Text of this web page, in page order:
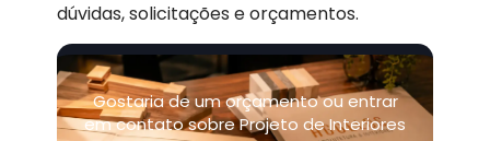
dúvidas, solicitações e orçamentos.
Gostaria de um orçamento ou entrar
em contato sobre Projeto de Interiores